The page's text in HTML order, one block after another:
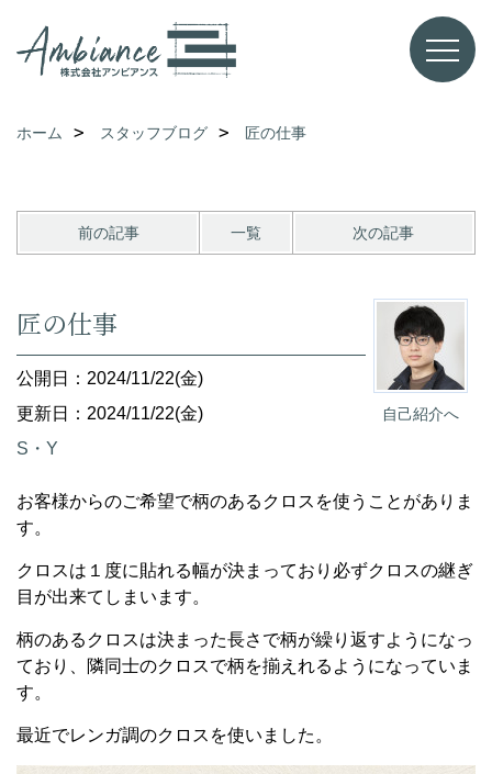
ホーム スタッフブログ 匠の仕事
前の記事 一覧 次の記事
自己紹介へ
匠の仕事
公開日：2024/11/22(金)
更新日：2024/11/22(金)
S・Y
お客様からのご希望で柄のあるクロスを使うことがありま
す。
クロスは１度に貼れる幅が決まっており必ずクロスの継ぎ
目が出来てしまいます。
柄のあるクロスは決まった長さで柄が繰り返すようになっ
ており、隣同士のクロスで柄を揃えれるようになっていま
す。
最近でレンガ調のクロスを使いました。